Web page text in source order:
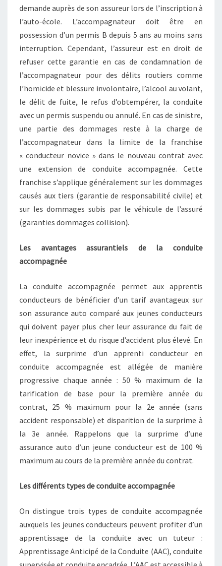
demande auprès de son assureur lors de l’inscription à
l’auto-école. L’accompagnateur doit être en
possession d’un permis B depuis 5 ans au moins sans
interruption. Cependant, l’assureur est en droit de
refuser cette garantie en cas de condamnation de
l’accompagnateur pour des délits routiers comme
l’homicide et blessure involontaire, l’alcool au volant,
le délit de fuite, le refus d’obtempérer, la conduite
avec un permis suspendu ou annulé. En cas de sinistre,
une partie des dommages reste à la charge de
l’accompagnateur dans la limite de la franchise
« conducteur novice » dans le nouveau contrat avec
une extension de conduite accompagnée. Cette
franchise s’applique généralement sur les dommages
causés aux tiers (garantie de responsabilité civile) et
sur les dommages subis par le véhicule de l’assuré
(garanties dommages collision).
Les avantages assurantiels de la conduite
accompagnée
La conduite accompagnée permet aux apprentis
conducteurs de bénéficier d’un tarif avantageux sur
son assurance auto comparé aux jeunes conducteurs
qui doivent payer plus cher leur assurance du fait de
leur inexpérience et du risque d’accident plus élevé. En
effet, la surprime d’un apprenti conducteur en
conduite accompagnée est allégée de manière
progressive chaque année : 50 % maximum de la
tarification de base pour la première année du
contrat, 25 % maximum pour la 2e année (sans
accident responsable) et disparition de la surprime à
la 3e année. Rappelons que la surprime d’une
assurance auto d’un jeune conducteur est de 100 %
maximum au cours de la première année du contrat.
Les différents types de conduite accompagnée
On distingue trois types de conduite accompagnée
auxquels les jeunes conducteurs peuvent profiter d’un
apprentissage de la conduite avec un tuteur :
Apprentissage Anticipé de la Conduite (AAC), conduite